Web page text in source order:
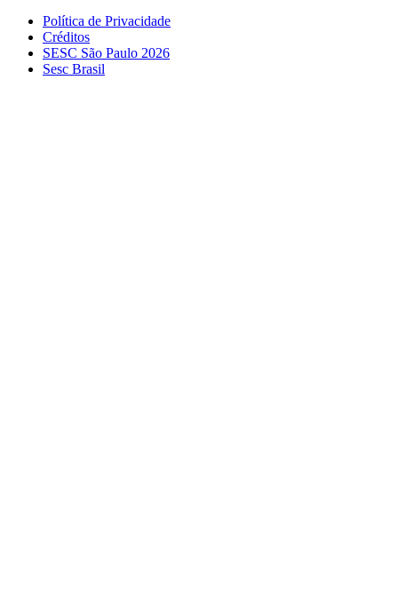
Política de Privacidade
Créditos
SESC São Paulo 2026
Sesc Brasil